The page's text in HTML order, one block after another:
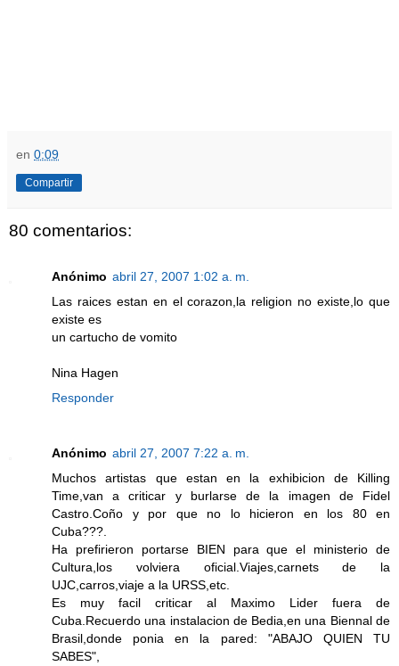
en 0:09
Compartir
80 comentarios:
Anónimo abril 27, 2007 1:02 a. m.
Las raices estan en el corazon,la religion no existe,lo que
existe es
un cartucho de vomito
Nina Hagen
Responder
Anónimo abril 27, 2007 7:22 a. m.
Muchos artistas que estan en la exhibicion de Killing
Time,van a criticar y burlarse de la imagen de Fidel
Castro.Coño y por que no lo hicieron en los 80 en
Cuba???.
Ha prefirieron portarse BIEN para que el ministerio de
Cultura,los volviera oficial.Viajes,carnets de la
UJC,carros,viaje a la URSS,etc.
Es muy facil criticar al Maximo Lider fuera de
Cuba.Recuerdo una instalacion de Bedia,en una Biennal de
Brasil,donde ponia en la pared: "ABAJO QUIEN TU
SABES",